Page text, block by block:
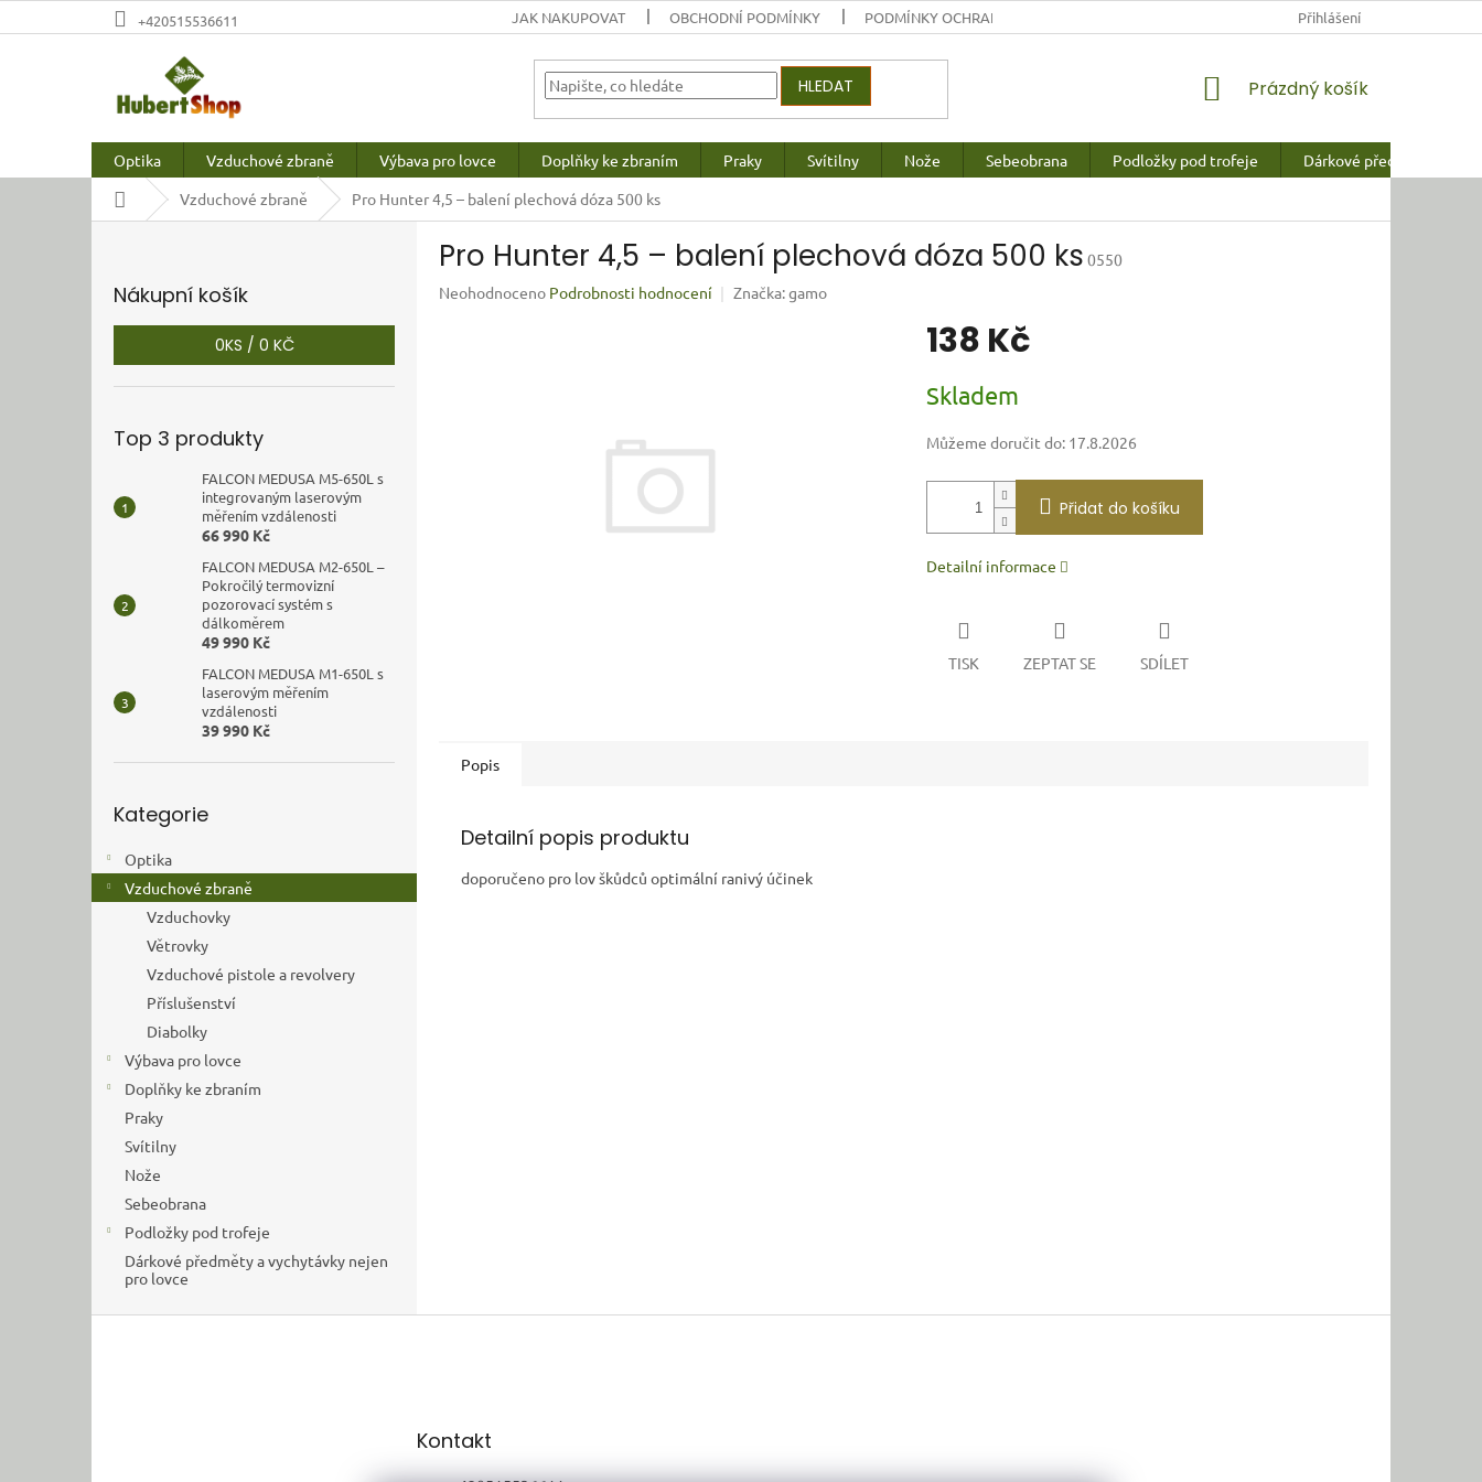
na
+420515536611 JAK NAKUPOVAT OBCHODNÍ PODMÍNKY PODMÍNKY OCHRANY OSOBNÍCH ÚDAJŮ Přihlášení
HLEDAT
NÁKUPNÍ
Prázdný košík
Optika Vzduchové zbraně Výbava pro lovce Doplňky ke zbraním Praky Svítilny Nože Sebeobrana Podložky pod trofeje
Dárkové předměty a
Domů Vzduchové zbraně Pro Hunter 4,5 – balení plechová dóza 500 ks
Nákupní košík
0KS / 0 KČ
Top 3 produkty
FALCON MEDUSA M5-650L s
integrovaným laserovým
měřením vzdálenosti
66 990 Kč
FALCON MEDUSA M2-650L –
Pokročilý termovizní
pozorovací systém s
dálkoměrem
49 990 Kč
FALCON MEDUSA M1-650L s
laserovým měřením
vzdálenosti
39 990 Kč
kategorie
Kategorie
Optika
Vzduchové zbraně
Vzduchovky
Větrovky
Vzduchové pistole a revolvery
Příslušenství
Diabolky
Výbava pro lovce
Doplňky ke zbraním
Praky
Svítilny
Nože
Sebeobrana
Podložky pod trofeje
Dárkové předměty a vychytávky nejen
pro lovce
Pro Hunter 4,5 – balení plechová dóza 500 ks 0550
Průměrné
Neohodnoceno Podrobnosti hodnocení Značka:gamo
138 Kč
cena:
Skladem
Můžeme doručit do: 17.8.2026
Přidat do košíku
Detailní informace
TISK ZEPTAT SE SDÍLET
Popis
Detailní popis produktu
doporučeno pro lov škůdců optimální ranivý účinek
Kontakt